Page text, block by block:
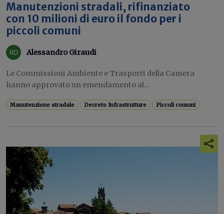
Manutenzioni stradali, rifinanziato
con 10 milioni di euro il fondo per i
piccoli comuni
Alessandro Giraudi
Le Commissioni Ambiente e Trasporti della Camera
hanno approvato un emendamento al...
Manutenzione stradale Decreto Infrastrutture Piccoli comuni